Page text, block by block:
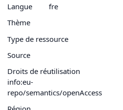
Langue
fre
Thème
Type de ressource
Source
Droits de réutilisation
info:eu-
repo/semantics/openAccess